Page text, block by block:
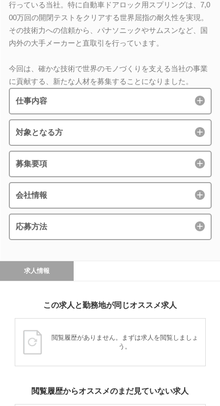
行っている当社。特に自動車ドアロック用スプリングは、7,0
00万回の開閉テストをクリアする世界屈指の耐久性を実現。
その技術力への信頼から、パナソニックやサムスンなど、国
内外の大手メーカーと直取引を行っています。
今回は、確かな技術で世界のモノづくりを支える当社の事業
に貢献する、新たな人材を募集することになりました。
仕事内容
対象となる方
募集要項
会社情報
応募方法
求人情報
この求人と勤務地が同じオススメ求人
閲覧履歴がありません。まずは求人を閲覧しましょ
う。
閲覧履歴からオススメのまだ見ていない求人